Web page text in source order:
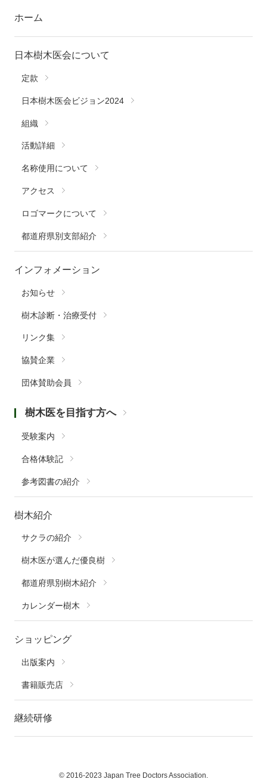
ホーム
日本樹木医会について
定款
日本樹木医会ビジョン2024
組織
活動詳細
名称使用について
アクセス
ロゴマークについて
都道府県別支部紹介
インフォメーション
お知らせ
樹木診断・治療受付
リンク集
協賛企業
団体賛助会員
樹木医を目指す方へ
受験案内
合格体験記
参考図書の紹介
樹木紹介
サクラの紹介
樹木医が選んだ優良樹
都道府県別樹木紹介
カレンダー樹木
ショッピング
出版案内
書籍販売店
継続研修
© 2016-2023 Japan Tree Doctors Association.